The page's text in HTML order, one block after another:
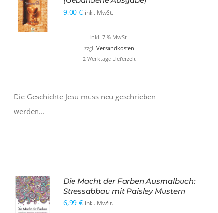
WARENKORB
9,00€ inkl. MwSt.
inkl. 7 % MwSt.
zzgl. Versandkosten
2 Werktage Lieferzeit
Die Geschichte Jesu muss neu geschrieben
werden...
IN DEN
WARENKORB
Die Macht der Farben Ausmalbuch:
Stressabbau mit Paisley Mustern
6,99€ inkl. MwSt.